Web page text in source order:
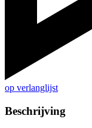
op verlanglijst
Beschrijving